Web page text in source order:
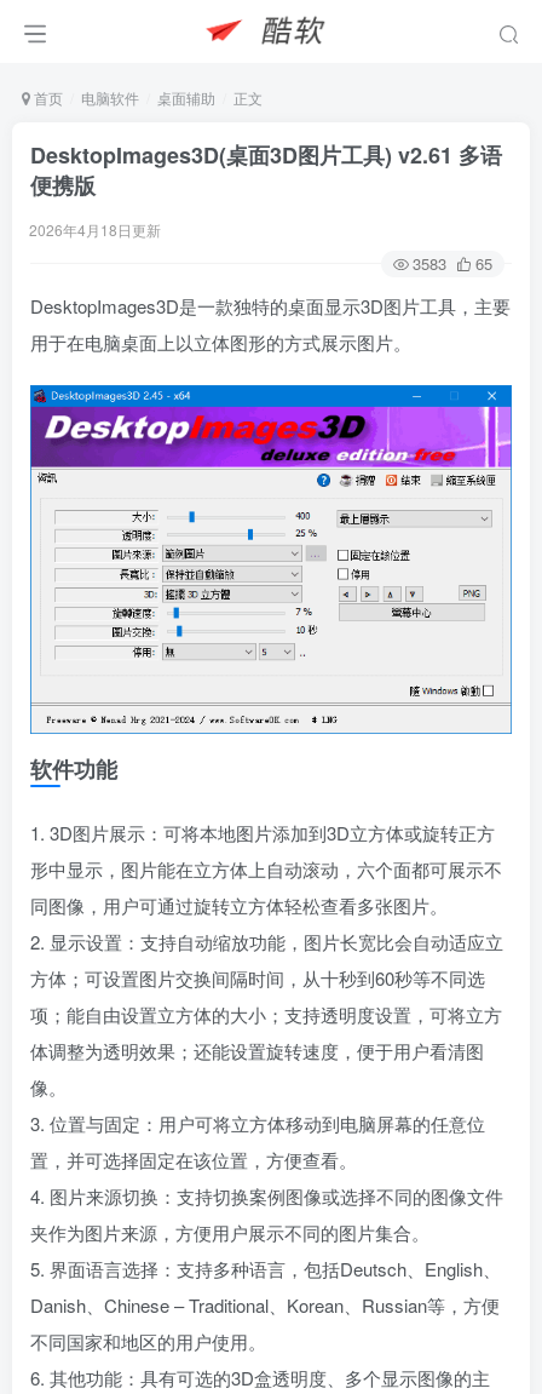
首页 电脑软件 桌面辅助 正文
DesktopImages3D(桌面3D图片工具) v2.61 多语
便携版
2026年4月18日更新
3583 65
DesktopImages3D是一款独特的桌面显示3D图片工具，主要
用于在电脑桌面上以立体图形的方式展示图片。
软件功能
1. 3D图片展示：可将本地图片添加到3D立方体或旋转正方
形中显示，图片能在立方体上自动滚动，六个面都可展示不
同图像，用户可通过旋转立方体轻松查看多张图片。
2. 显示设置：支持自动缩放功能，图片长宽比会自动适应立
方体；可设置图片交换间隔时间，从十秒到60秒等不同选
项；能自由设置立方体的大小；支持透明度设置，可将立方
体调整为透明效果；还能设置旋转速度，便于用户看清图
像。
3. 位置与固定：用户可将立方体移动到电脑屏幕的任意位
置，并可选择固定在该位置，方便查看。
4. 图片来源切换：支持切换案例图像或选择不同的图像文件
夹作为图片来源，方便用户展示不同的图片集合。
5. 界面语言选择：支持多种语言，包括Deutsch、English、
Danish、Chinese – Traditional、Korean、Russian等，方便
不同国家和地区的用户使用。
6. 其他功能：具有可选的3D盒透明度、多个显示图像的主